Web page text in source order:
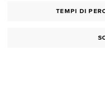
TEMPI DI